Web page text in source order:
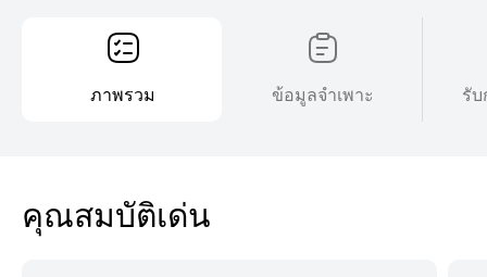
ภาพรวม ข้อมูลจำเพาะ รับ
คุณสมบัติเด่น